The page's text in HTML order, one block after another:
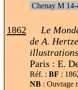
Chenay M
1862
Le
de A.
Paris : E.
Réf. : BF :
NB: Ouvrage